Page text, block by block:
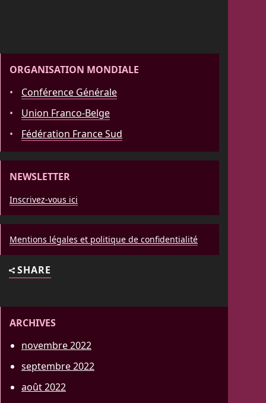
ORGANISATION MONDIALE
Conférence Générale
Union Franco-Belge
Fédération France Sud
NEWSLETTER
Inscrivez-vous ici
Mentions légales et politique de confidentialité
SHARE
ARCHIVES
novembre 2022
septembre 2022
août 2022